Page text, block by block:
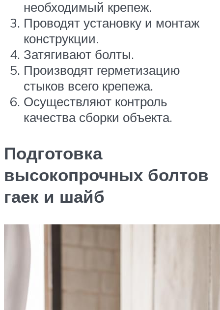
необходимый крепеж.
Проводят установку и монтаж
конструкции.
Затягивают болты.
Производят герметизацию
стыков всего крепежа.
Осуществляют контроль
качества сборки объекта.
Подготовка
высокопрочных болтов
гаек и шайб